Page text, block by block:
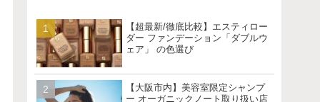
【超最新/徹底比較】エスティロー
ダー ファンデーション「ダブルウ
ェア」 の色選び
【大阪市内】美容室限定シャンプ
ー オーガニックノート取り扱い店